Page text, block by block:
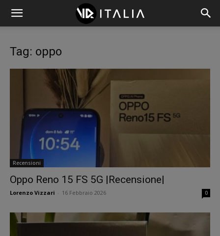
Tag: oppo
Recensioni
Oppo Reno 15 FS 5G |Recensione|
Lorenzo Vizzari 16 Febbraio 2026 0